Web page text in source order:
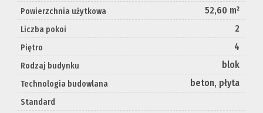
Powierzchnia użytkowa 52,60 m²
Liczba pokoi 2
Piętro 4
Rodzaj budynku blok
Technologia budowlana beton, płyta
Standard